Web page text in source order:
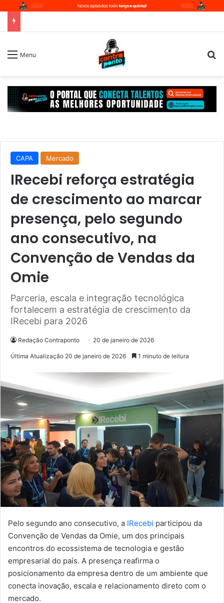
Menu
CAPA Mercado
IRecebi reforça estratégia
de crescimento ao marcar
presença, pelo segundo
ano consecutivo, na
Convenção de Vendas da
Omie
Parceria, escala e integração tecnológica
fortalecem a estratégia de crescimento da
IRecebi para 2026
Redação Contraponto 20 de janeiro de 2026
Última Atualização 20 de janeiro de 2026 1 minuto de leitura
Pelo segundo ano consecutivo, a IRecebi participou da
Convenção de Vendas da Omie, um dos principais
encontros do ecossistema de tecnologia e gestão
empresarial do país. A presença reafirma o
posicionamento da empresa dentro de um ambiente que
conecta inovação, escala e relacionamento direto com o
mercado.